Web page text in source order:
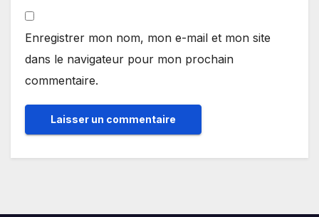
Enregistrer mon nom, mon e-mail et mon site
dans le navigateur pour mon prochain
commentaire.